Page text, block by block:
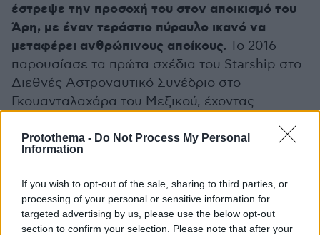
Protothema - Do Not Process My Personal
Information
If you wish to opt-out of the sale, sharing to third parties, or
processing of your personal or sensitive information for
targeted advertising by us, please use the below opt-out
section to confirm your selection. Please note that after your
έστρεψε την προσοχή του στον αποικισμό του
Άρη, με έναν τεράστιο πύραυλο ικανό να
μεταφέρει ανθρώπινους αποίκους. Το 2016
παρουσίασε τα πρώτα σχέδια του Starship στο
Διεθνές Αστροναυτικό Συνέδριο στο
Γκουανταλαχάρα του Μεξικού, έχοντας
επιχειρούσε αποστολή στον «Κόκκινο
Πλανήτη» έως το 2025.
Από τότε, οι δοκιμές του Starship
περιλαμβάνουν τόσο αποτυχίες όσο και
προόδους, οι οποίες σπάνια ανταποκρίνονται